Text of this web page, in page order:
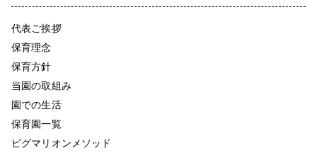
代表ご挨拶
保育理念
保育方針
当園の取組み
園での生活
保育園一覧
ピグマリオンメソッド